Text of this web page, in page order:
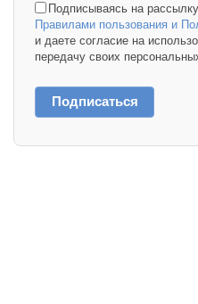
Подписываясь на
Правилами пользования и
и даете согласие на
передачу своих
Подписаться